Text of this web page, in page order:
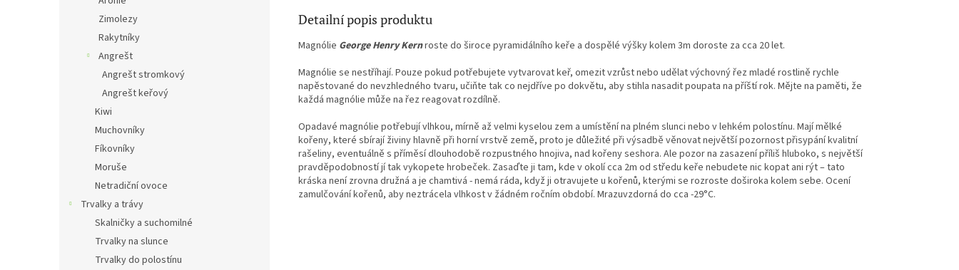
Zimolezy
Rakytníky
Angrešt
Angrešt stromkový
Angrešt keřový
Kiwi
Muchovníky
Fíkovníky
Moruše
Netradiční ovoce
Trvalky a trávy
Skalničky a suchomilné
Trvalky na slunce
Trvalky do polostínu
Detailní popis produktu
Magnólie George Henry Kernroste do široce pyramidálního keře a dospělé výšky kolem 3m doroste za cca 20 let.
Magnólie se nestříhají. Pouze pokud potřebujete vytvarovat keř, omezit vzrůst nebo udělat výchovný řez mladé rostlině rychle
napěstované do nevzhledného tvaru, učiňte tak co nejdříve po dokvětu, aby stihla nasadit poupata na příští rok. Mějte na paměti, že
každá magnólie může na řez reagovat rozdílně.
Opadavé magnólie potřebují vlhkou, mírně až velmi kyselou zem a umístění na plném slunci nebo v lehkém polostínu. Mají mělké
kořeny, které sbírají živiny hlavně při horní vrstvě země, proto je důležité při výsadbě věnovat největší pozornost přisypání kvalitní
rašeliny, eventuálně s příměsí dlouhodobě rozpustného hnojiva, nad kořeny seshora. Ale pozor na zasazení příliš hluboko, s největší
pravděpodobností jí tak vykopete hrobeček. Zasaďte ji tam, kde v okolí cca 2m od středu keře nebudete nic kopat ani rýt – tato
kráska není zrovna družná a je chamtivá - nemá ráda, když ji otravujete u kořenů, kterými se rozroste doširoka kolem sebe. Ocení
zamulčování kořenů, aby neztrácela vlhkost v žádném ročním období. Mrazuvzdorná do cca -29°C.